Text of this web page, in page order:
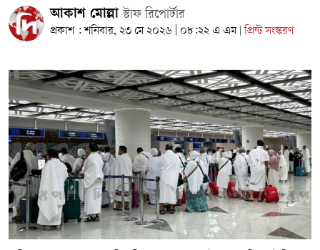
আকাশ মোল্লাস্টাফ রিপোর্টার
প্রকাশ : শনিবার, ২৩ মে ২০২৬ | ০৮:২২ এ এম প্রিন্ট সংস্করণ